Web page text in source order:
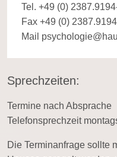
Tel. +49 (0)
Fax +49 (0)
Mail
Sprechzeiten:
Termine nach Absprache
Telefonsprechzeit
Die Terminanfrage sollte